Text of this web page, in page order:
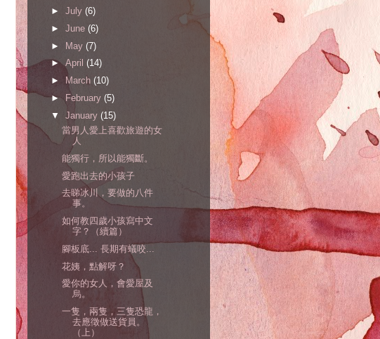
► July (6)
► June (6)
► May (7)
►April (14)
►
March (10)
►
February (5)
▼ January (15)
當男人愛上喜歡旅遊的女
人
能獨行，所以能獨斷。
愛跑出去的小孩子
去睇冰川，要做的八件
事。
如何教四歲小孩寫中文
字？（續篇）
腳板底... 長期有蟻咬...
花姨，點解呀？
愛你的女人，會愛屋及
烏。
一隻，兩隻，三隻恐龍，
去應徵做送貨員。
（上）